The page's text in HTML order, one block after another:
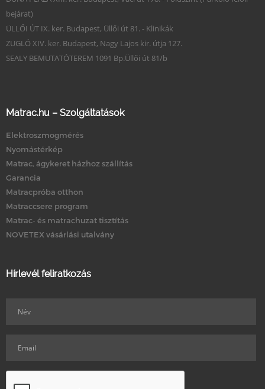
bejárat)
ÜLLŐI ÚT IX. ker. Budapest, Üllői út 81. - Klinikák
ZUGLÓ XIV. ker. Budapest, Nagy Lajos kir. útja 127.
SEALY BEMUTATÓTEREM 1091 Bp.Üllői út 81/b
Matrac.hu – Szolgáltatások
Elektroszmogmérés
Nyomástérkép
Matrac, ágykeret házhoz szállítás
Garancia
Matracpróba otthon
Matraccsere program
Matrac- és matrachuzat tisztítás
NOVETEX vásárlási utalvány
Hírlevél feliratkozás